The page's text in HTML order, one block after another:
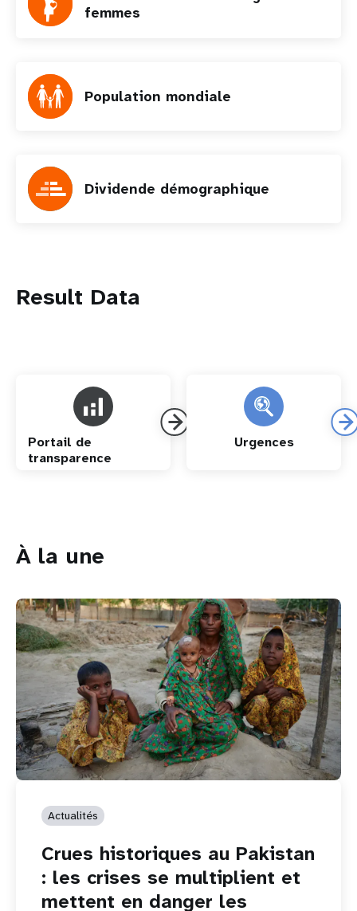
femmes
Population mondiale
Dividende démographique
Result Data
Portail de
transparence
Urgences
À la une
Actualités
Crues historiques au Pakistan
: les crises se multiplient et
mettent en danger les